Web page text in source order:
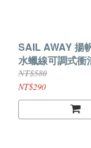
SAIL AWAY 揚
水蠟線可調式衝
NT$580
NT$290